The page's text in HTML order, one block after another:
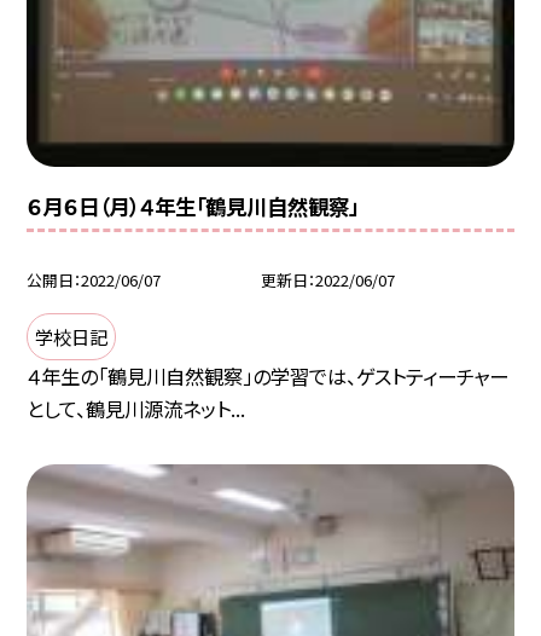
６月６日（月）４年生「鶴見川自然観察」
公開日 2022/06/07 更新日 2022/06/07
学校日記
４年生の「鶴見川自然観察」の学習では、ゲストティーチャー
として、鶴見川源流ネット...